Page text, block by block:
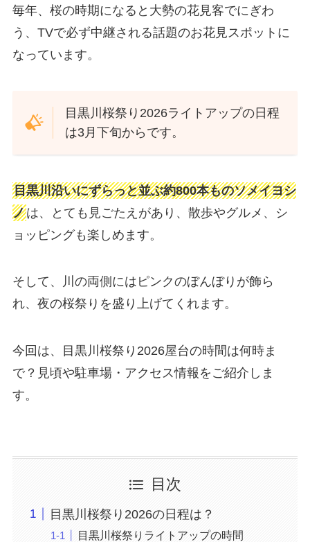
毎年、桜の時期になると大勢の花見客でにぎわ
う、TVで必ず中継される話題のお花見スポットに
なっています。
目黒川桜祭り2026ライトアップの日程
は3月下旬からです。
目黒川沿いにずらっと並ぶ約800本ものソメイヨシ
ノは、とても見ごたえがあり、散歩やグルメ、シ
ョッピングも楽しめます。
そして、川の両側にはピンクのぼんぼりが飾ら
れ、夜の桜祭りを盛り上げてくれます。
今回は、目黒川桜祭り2026屋台の時間は何時ま
で？見頃や駐車場・アクセス情報をご紹介しま
す。
目次
目黒川桜祭り2026の日程は？
目黒川桜祭りライトアップの時間